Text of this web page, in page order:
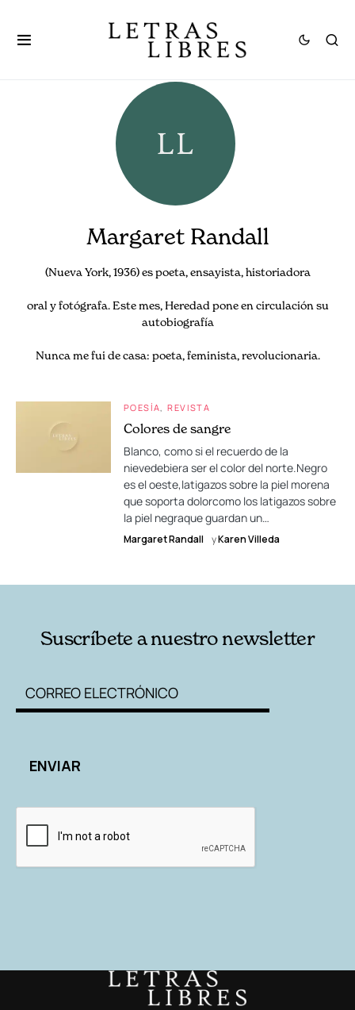
Margaret Randall
(Nueva York, 1936) es poeta, ensayista, historiadora
oral y fotógrafa. Este mes, Heredad pone en circulación su
autobiografía
Nunca me fui de casa: poeta, feminista, revolucionaria.
POESÍA REVISTA
Colores de sangre
Blanco, como si el recuerdo de la
nievedebiera ser el color del norte.Negro
es el oeste,latigazos sobre la piel morena
que soporta dolorcomo los latigazos sobre
la piel negraque guardan un…
Margaret Randall yKaren Villeda
Suscríbete a nuestro newsletter